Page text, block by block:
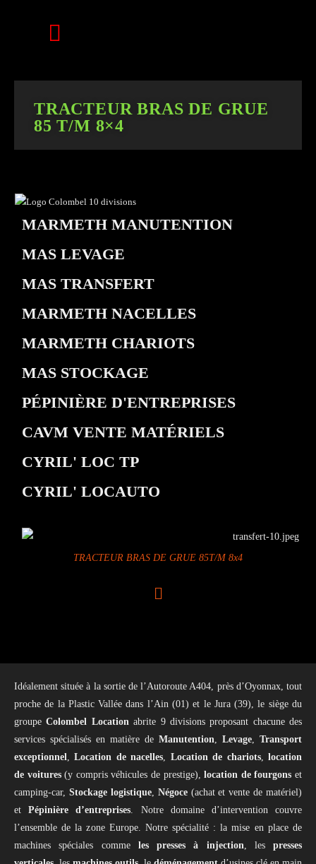
TRACTEUR BRAS DE GRUE
85 T/M 8×4
MARMETH MANUTENTION
MAS LEVAGE
MAS TRANSFERT
MARMETH NACELLES
MARMETH CHARIOTS
MAS STOCKAGE
PÉPINIÈRE D'ENTREPRISES
CAVM VENTE MATÉRIELS
CYRIL' LOC TP
CYRIL' LOCAUTO
TRACTEUR BRAS DE GRUE 85T/M 8x4
Idéalement située à la sortie de l’Autoroute A404, près d’Oyonnax, tout
proche de la Plastic Vallée dans l’Ain (01) et le Jura (39), le siège du
groupeColombel Locationabrite 9 divisions proposant chacune des
services spécialisés en matière de Manutention, Levage, Transport
exceptionnel,Location de nacelles, Location de chariots,location
de voitures(y compris véhicules de prestige),location de fourgons et
camping-car, Stockage logistique, Négoce(achat et vente de matériel)
etPépinière d’entreprises. Notre domaine d’intervention couvre
l’ensemble de la zone Europe. Notre spécialité : la mise en place de
machines spéciales comme les presses à injection, les presses